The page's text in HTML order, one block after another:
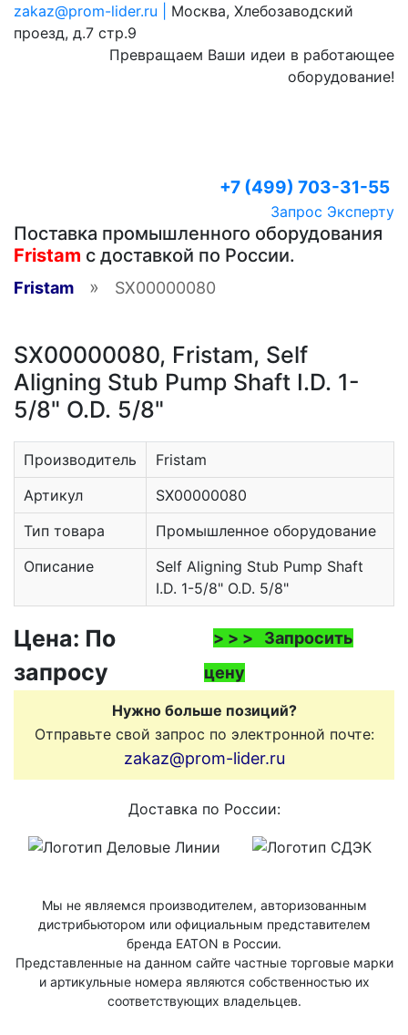
zakaz@prom-lider.ru |
Москва, Хлебозаводский
проезд, д.7 стр.9
Превращаем Ваши идеи в работающее
оборудование!
+7 (499) 703-31-55
Запрос Эксперту
Поставка промышленного оборудования
Fristam с доставкой по России.
Fristam » SX00000080
SX00000080, Fristam, Self
Aligning Stub Pump Shaft I.D. 1-
5/8" O.D. 5/8"
Производитель
Fristam
Артикул
SX00000080
Тип товара
Промышленное оборудование
Описание
Self Aligning Stub Pump Shaft
I.D. 1-5/8" O.D. 5/8"
Цена: По
запросу
> > > Запросить
цену
Нужно больше позиций?
Отправьте свой запрос по электронной почте:
zakaz@prom-lider.ru
Доставка по России:
Мы не являемся производителем, авторизованным
дистрибьютором или официальным представителем
бренда ЕАТОN в России.
Представленные на данном сайте частные торговые марки
и артикульные номера являются собственностью их
соответствующих владельцев.